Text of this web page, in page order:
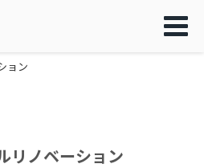
ョン
リノベーション